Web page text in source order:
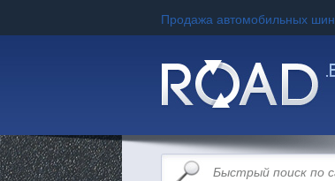
Продажа автомобильных